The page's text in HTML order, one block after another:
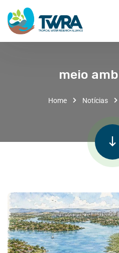
meio
Home Notícias